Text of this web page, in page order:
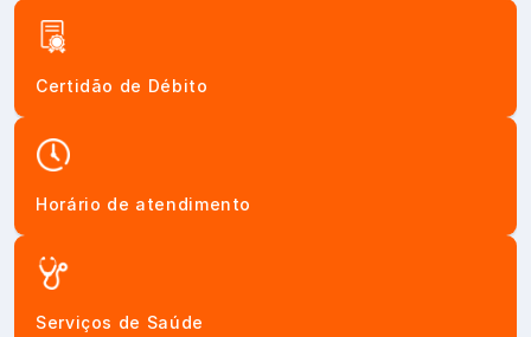
Certidão de Débito
Horário de atendimento
Serviços de Saúde